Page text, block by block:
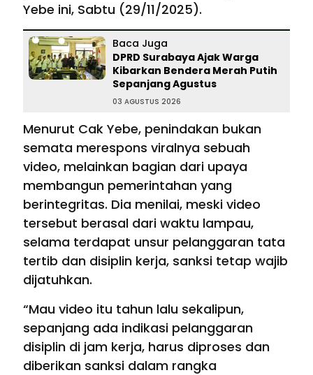
Yebe ini, Sabtu (29/11/2025).
Baca Juga
DPRD Surabaya Ajak Warga
Kibarkan Bendera Merah Putih
Sepanjang Agustus
03 AGUSTUS 2026
Menurut Cak Yebe, penindakan bukan
semata merespons viralnya sebuah
video, melainkan bagian dari upaya
membangun pemerintahan yang
berintegritas. Dia menilai, meski video
tersebut berasal dari waktu lampau,
selama terdapat unsur pelanggaran tata
tertib dan disiplin kerja, sanksi tetap wajib
dijatuhkan.
“Mau video itu tahun lalu sekalipun,
sepanjang ada indikasi pelanggaran
disiplin di jam kerja, harus diproses dan
diberikan sanksi dalam rangka